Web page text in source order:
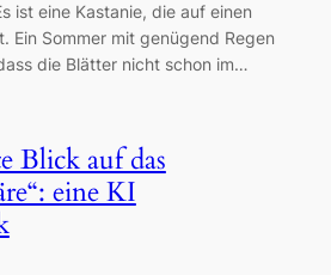
ist eine Kastanie, die auf einen
Ein Sommer mit genügend Regen
die Blätter nicht schon im…
Blick auf das
eine KI